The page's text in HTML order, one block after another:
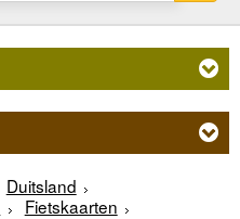
Duitsland
Fietskaarten